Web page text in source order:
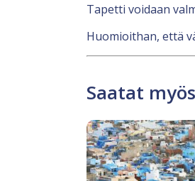
Tapetti voidaan
Huomioithan, että
Saatat